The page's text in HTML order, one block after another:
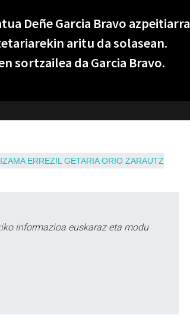
Deñe Garcia Bravo azpeitiarra
aritu da solasean.
sortzailea da Garcia Bravo.
ERREZIL GETARIA ORIO ZARAUTZ
informazioa euskaraz eta modu